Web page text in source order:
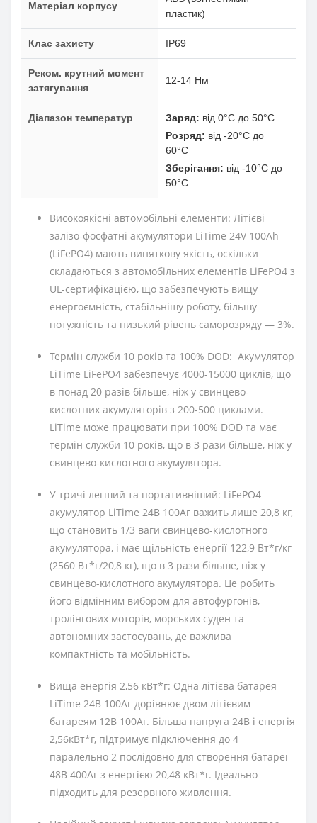
Матеріал корпусу
пластик)
Клас захисту IP69
Реком. крутний момент
затягування
12-14 Нм
Діапазон температур Заряд: від 0°C до 50°C
Розряд: від -20°C до
60°C
Зберігання: від -10°C до
50°C
Високоякісні автомобільні елементи: Літієві
залізо-фосфатні акумулятори LiTime 24V 100Ah
(LiFePO4) мають виняткову якість, оскільки
складаються з автомобільних елементів LiFePO4 з
UL-сертифікацією, що забезпечують вищу
енергоємність, стабільнішу роботу, більшу
потужність та низький рівень саморозряду — 3%.
Термін служби 10 років та 100% DOD: Акумулятор
LiTime LiFePO4 забезпечує 4000-15000 циклів, що
в понад 20 разів більше, ніж у свинцево-
кислотних акумуляторів з 200-500 циклами.
LiTime може працювати при 100% DOD та має
термін служби 10 років, що в 3 рази більше, ніж у
свинцево-кислотного акумулятора.
У тричі легший та портативніший: LiFePO4
акумулятор LiTime 24В 100Аг важить лише 20,8 кг,
що становить 1/3 ваги свинцево-кислотного
акумулятора, і має щільність енергії 122,9 Вт*г/кг
(2560 Вт*г/20,8 кг), що в 3 рази більше, ніж у
свинцево-кислотного акумулятора. Це робить
його відмінним вибором для автофургонів,
тролінгових моторів, морських суден та
автономних застосувань, де важлива
компактність та мобільність.
Вища енергія 2,56 кВт*г: Одна літієва батарея
LiTime 24В 100Аг дорівнює двом літієвим
батареям 12В 100Аг. Більша напруга 24В і енергія
2,56кВт*г, підтримує підключення до 4
паралельно 2 послідовно для створення батареї
48В 400Аг з енергією 20,48 кВт*г. Ідеально
підходить для резервного живлення.